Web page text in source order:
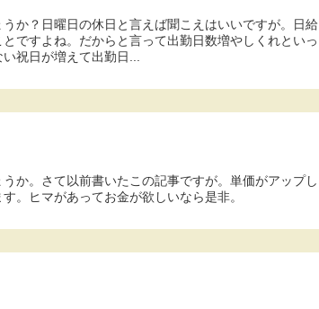
か？日曜日の休日と言えば聞こえはいいですが。日給
ですよね。だからと言って出勤日数増やしくれといっ
祝日が増えて出勤日...
か。さて以前書いたこの記事ですが。単価がアップし
。ヒマがあってお金が欲しいなら是非。